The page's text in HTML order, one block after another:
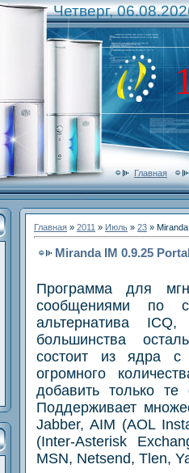
Четверг,
Главная
Главная » 2011 » Июль » 23 »
Miranda IM 0.9.25
Программа для
сообщениями по
альтернатива
большинства
состоит из ядра с
огромного
добавить только
Поддерживает
Jabber, AIM (AOL
(Inter-Asterisk
MSN, Netsend, Tlen,